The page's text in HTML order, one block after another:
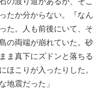
たか分からない。『なん
た。人も前後にいて、そ
の両端が崩れていた。砂
ま真下にズドンと落ちる
ほこりが入ったりした。
地震だった」